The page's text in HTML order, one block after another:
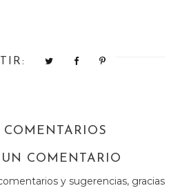
UN COMENTARIO
y sugerencias, gracias